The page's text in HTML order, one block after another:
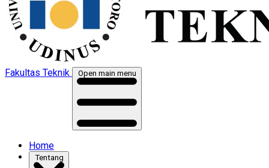
Fakultas Teknik Open main menu
Home